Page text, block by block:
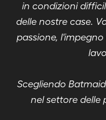
in condizioni
delle nostre case.
passione,
Scegliendo
nel settore delle